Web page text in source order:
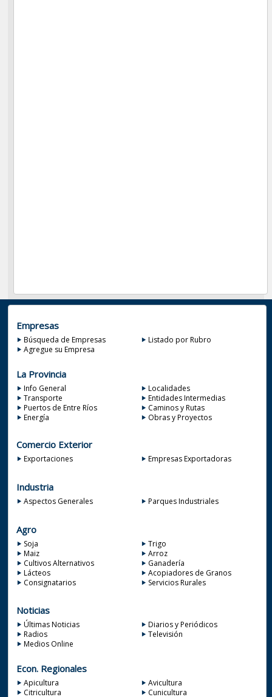
Empresas
Búsqueda de Empresas
Listado por Rubro
Agregue su Empresa
La Provincia
Info General
Localidades
Transporte
Entidades Intermedias
Puertos de Entre Ríos
Caminos y Rutas
Energía
Obras y Proyectos
Comercio Exterior
Exportaciones Empresas Exportadoras
Industria
Aspectos Generales Parques Industriales
Agro
Soja
Trigo
Maiz
Arroz
Cultivos Alternativos
Ganadería
Lácteos
Acopiadores de Granos
Consignatarios
Servicios Rurales
Noticias
Últimas Noticias
Diarios y Periódicos
Radios
Televisión
Medios Online
Econ. Regionales
Apicultura
Avicultura
Citricultura
Cunicultura